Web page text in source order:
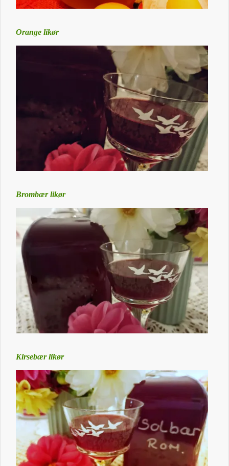
Orange likør
Brombær likør
Kirsebær likør